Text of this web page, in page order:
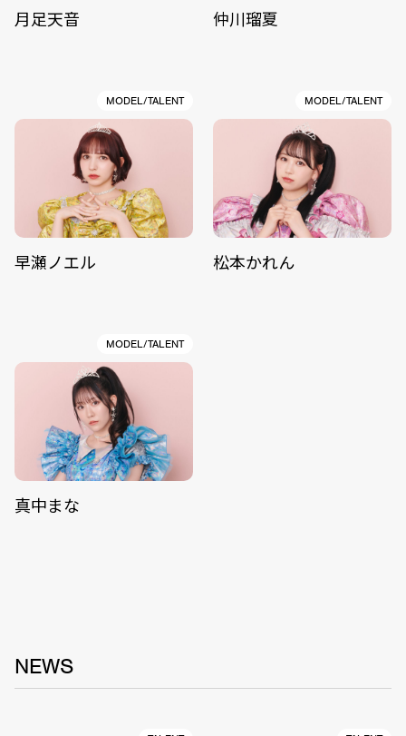
月足天音 仲川瑠夏
MODEL/TALENT
早瀬ノエル
MODEL/TALENT
松本かれん
MODEL/TALENT
真中まな
NEWS